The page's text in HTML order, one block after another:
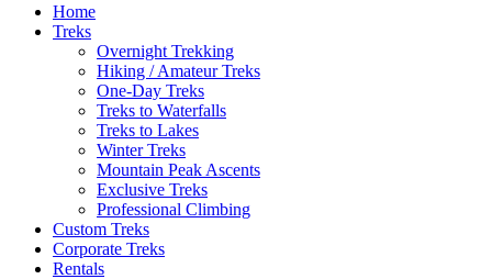
Home
Treks
Overnight Trekking
Hiking / Amateur Treks
One-Day Treks
Treks to Waterfalls
Treks to Lakes
Winter Treks
Mountain Peak Ascents
Exclusive Treks
Professional Climbing
Custom Treks
Corporate Treks
Rentals